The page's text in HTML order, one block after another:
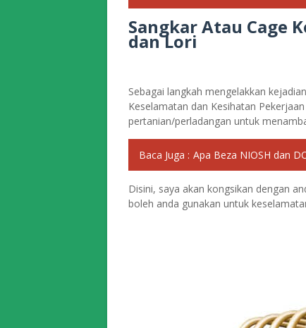
Sangkar Atau Cage
dan Lori
Sebagai langkah mengelakkan
Keselamatan dan Kesihatan
pertanian/perladangan untuk
Baca Juga : Apa Beza NIOSH dan
Disini, saya akan kongsikan dengan
boleh anda gunakan untuk